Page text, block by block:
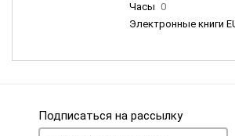
Часы 0
Электронные книги
Подписаться на рассылку